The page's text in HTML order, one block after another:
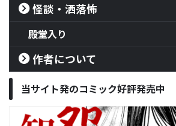
怪談・洒落怖
殿堂入り
作者について
当サイト発のコミック好評発売中